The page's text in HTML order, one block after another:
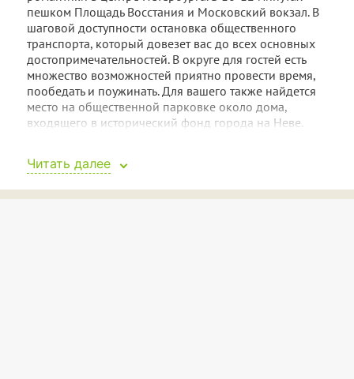
пешком Площадь Восстания и Московский вокзал. В
шаговой доступности остановка общественного
транспорта, который довезет вас до всех основных
достопримечательностей. В округе для гостей есть
множество возможностей приятно провести время,
пообедать и поужинать. Для вашего также найдется
место на общественной парковке около дома,
входящего в исторический фонд города на Неве.
широкой двуспальной кроватью и изысканной
Полная воздуха и солнечного света, комната
Читать далее